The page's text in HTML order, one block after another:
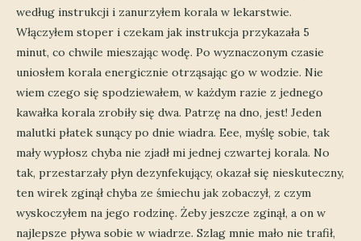
według instrukcji i zanurzyłem korala w lekarstwie.
Włączyłem stoper i czekam jak instrukcja przykazała 5
minut, co chwile mieszając wodę. Po wyznaczonym czasie
uniosłem korala energicznie otrząsając go w wodzie. Nie
wiem czego się spodziewałem, w każdym razie z jednego
kawałka korala zrobiły się dwa. Patrzę na dno, jest! Jeden
malutki płatek sunący po dnie wiadra. Eee, myślę sobie, tak
mały wypłosz chyba nie zjadł mi jednej czwartej korala. No
tak, przestarzały płyn dezynfekujący, okazał się nieskuteczny,
ten wirek zginął chyba ze śmiechu jak zobaczył, z czym
wyskoczyłem na jego rodzinę. Żeby jeszcze zginął, a on w
najlepsze pływa sobie w wiadrze. Szlag mnie mało nie trafił,